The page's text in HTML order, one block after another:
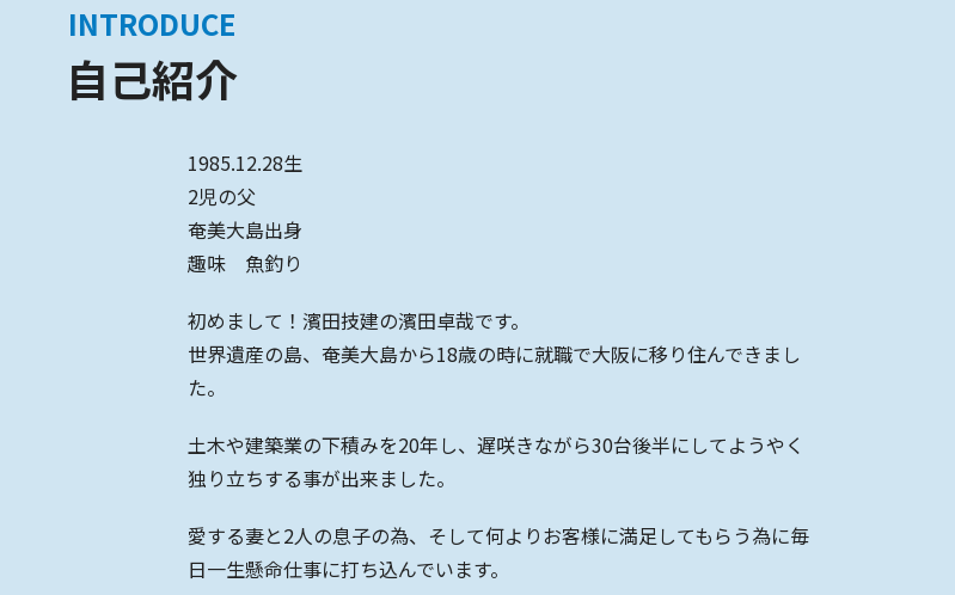
INTRODUCE
自己紹介
1985.12.28生
2児の父
奄美大島出身
趣味 魚釣り
初めまして！濱田技建の濱田卓哉です。
世界遺産の島、奄美大島から18歳の時に就職で大阪に移り住んできまし
た。
土木や建築業の下積みを20年し、遅咲きながら30台後半にしてようやく
独り立ちする事が出来ました。
愛する妻と2人の息子の為、そして何よりお客様に満足してもらう為に毎
日一生懸命仕事に打ち込んでいます。